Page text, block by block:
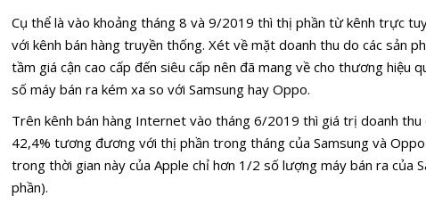
Cụ thể là vào khoảng tháng 8 và 9/2019 thì thị phần từ kênh trực
với kênh bán hàng truyền thống. Xét về mặt doanh thu do các sản
tầm giá cận cao cấp đến siêu cấp nên đã mang về cho thương hiệu
số máy bán ra kém xa so với Samsung hay Oppo.
Trên kênh bán hàng Internet vào tháng 6/2019 thì giá trị doanh thu
42,4% tương đương với thị phần trong tháng của Samsung và
trong thời gian này của Apple chỉ hơn 1/2 số lượng máy bán ra của
phần).